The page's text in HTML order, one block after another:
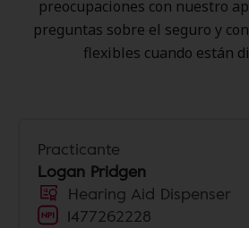
preocupaciones con nuestro
preguntas sobre el seguro y
flexibles cuando están
Practicante
Logan Pridgen
Hearing Aid Dispenser
1477262228